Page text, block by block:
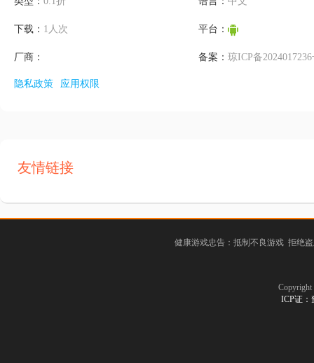
下载： 1人次 平台：
厂商： 备案：琼ICP备
隐私政策 应用权限
友情链接
健康游戏忠告：抵制不良游戏 拒绝
ICP证：